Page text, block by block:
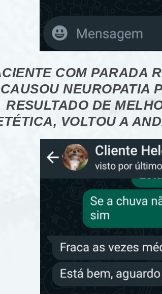
COM PARADA
CAUSOU NEUROPATIA
RESULTADO DE
VOLTOU A